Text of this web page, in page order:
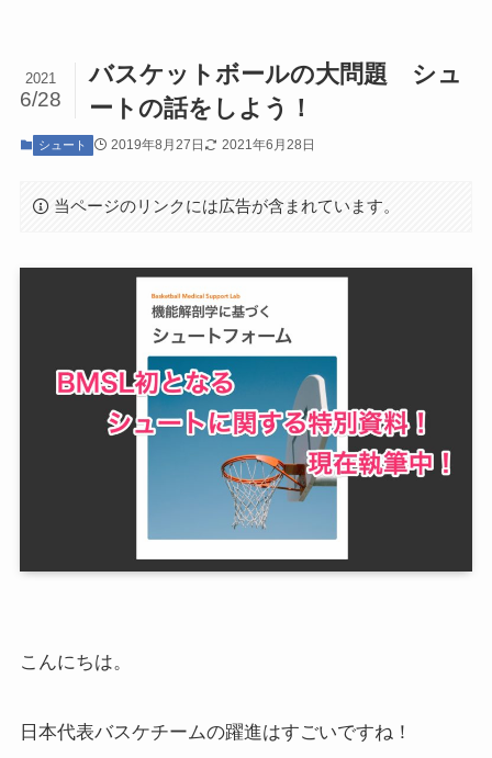
バスケットボールの大問題 シュ
ートの話をしよう！
2021
6/28
シュート 2019年8月27日 2021年6月28日
当ページのリンクには広告が含まれています。
こんにちは。
日本代表バスケチームの躍進はすごいですね！